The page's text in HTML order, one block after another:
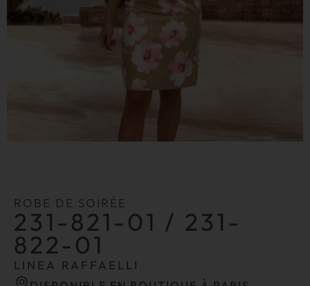
ROBE DE SOIRÉE
231-821-01 / 231-
822-01
LINEA RAFFAELLI